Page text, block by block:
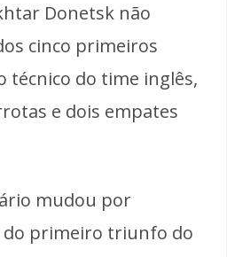
Donetsk não
cinco primeiros
técnico do time inglês,
e dois empates
mudou por
primeiro triunfo do